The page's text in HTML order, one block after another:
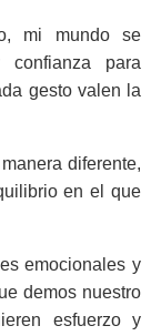
mi mundo se
confianza para
gesto valen la
diferente,
en el que
emocionales y
demos nuestro
esfuerzo y